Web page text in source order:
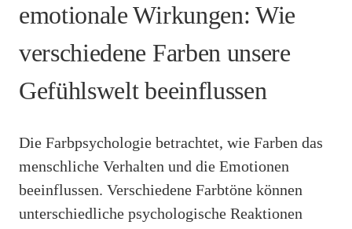
emotionale Wirkungen: Wie
verschiedene Farben unsere
Gefühlswelt beeinflussen
Die Farbpsychologie betrachtet, wie Farben das
menschliche Verhalten und die Emotionen
beeinflussen. Verschiedene Farbtöne können
unterschiedliche psychologische Reaktionen